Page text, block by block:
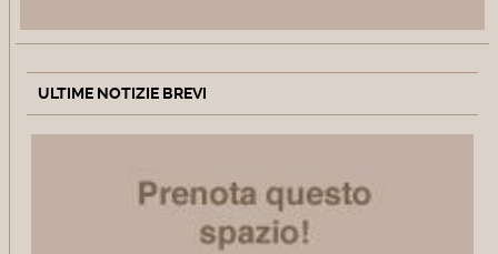
ULTIME NOTIZIE BREVI